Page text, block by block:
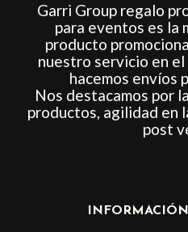
Garri Group regalo
para eventos es la
producto
nuestro servicio en
hacemos envíos
Nos destacamos por
productos, agilidad en
post